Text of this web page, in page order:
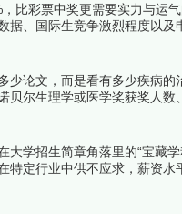
比彩票中奖更需要实力与运
、国际生竞争激烈程度以及
一次人生的终极闯关。下面
少论文，而是看有多少疾病的
尔生理学或医学奖获奖人数
当代医学研究的第一梯队。
学招生简章角落里的“宝藏
定行业中供不应求，薪资水
着榜中榜编辑一起来看看详